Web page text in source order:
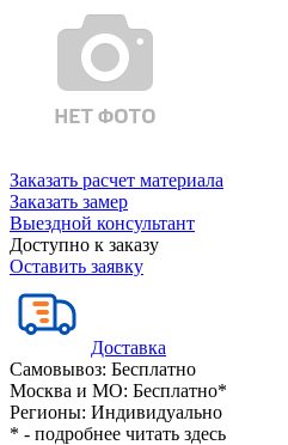
Заказать расчет материала
Заказать замер
Выездной консультант
Доступно к заказу
Оставить заявку
Доставка
Самовывоз: Бесплатно
Москва и МО: Бесплатно*
Регионы: Индивидуально
* - подробнее читать здесь